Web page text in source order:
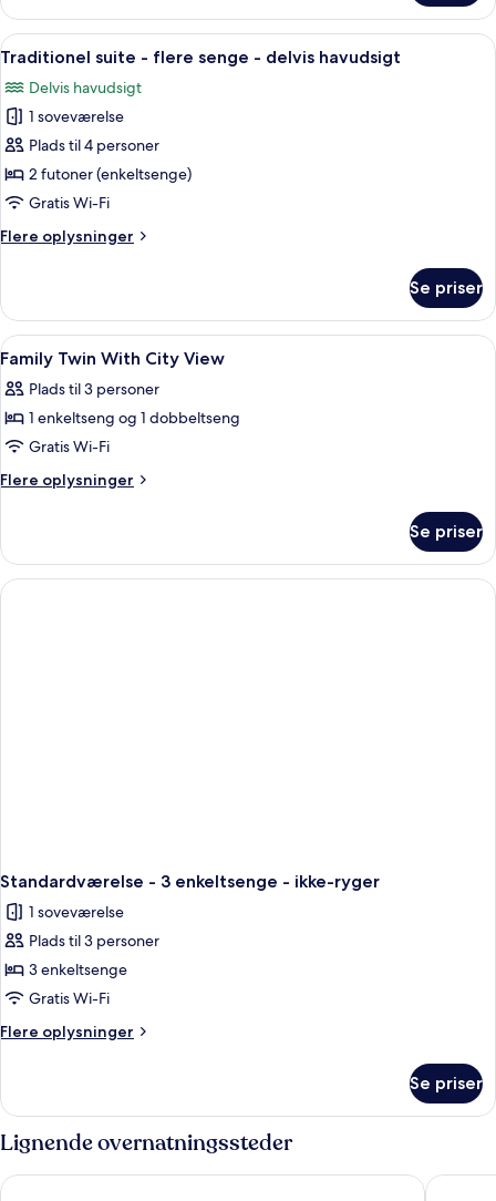
-
dobbeltsenge
delvis
havudsigt
Indlæs
alle
billeder
af
Traditionel
suite
-
senge
havudsigt
Et moderne hotelværelse med et
5
Traditionel suite - flere senge - delvis havudsigt
Delvis havudsigt
1 soveværelse
Plads til 4 personer
2 futoner (enkeltsenge)
Gratis Wi-Fi
Flere oplysninger
Flere
suite
flere
senge
-
delvis
Se priser
Indlæs
alle
billeder
af
Family
Twin
View
Badeværelse | Bruser, hårtørrer,
1
Family Twin With City View
Plads til 3 personer
1 enkeltseng og 1 dobbeltseng
Gratis Wi-Fi
Flere oplysninger
Flere
Twin
With
City
Se priser
Standardværelse - 3 enkeltsenge - ikke-ryger
1 soveværelse
Plads til 3 personer
3 enkeltsenge
Gratis Wi-Fi
Flere oplysninger
Flere
-
3
enkeltsenge
ikke-
Se priser
Lignende overnatningssteder
Toyoko Inn Busan Haeundae No.2